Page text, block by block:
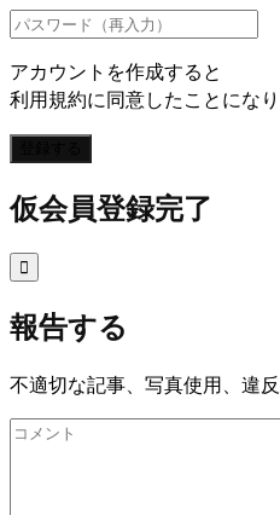
アカウントを作成すると
利用規約に同意したことになり
仮会員登録完了

報告する
不適切な記事、写真使用、違